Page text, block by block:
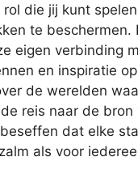
die jij kunt
te beschermen.
eigen verbinding
en inspiratie
de werelden
reis naar de bron
dat elke
als voor